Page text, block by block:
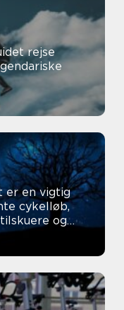
rejse
er en vigtig
cykelløb,
og